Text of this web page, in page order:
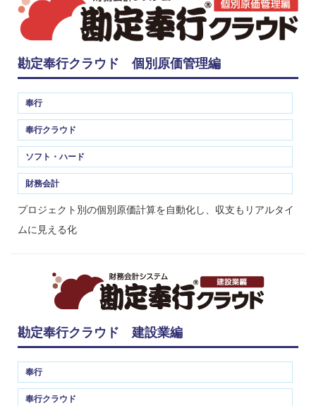
勘定奉行クラウド 個別原価管理編
奉行
奉行クラウド
ソフト・ハード
財務会計
プロジェクト別の個別原価計算を自動化し、収支もリアルタイ
ムに見える化
勘定奉行クラウド 建設業編
奉行
奉行クラウド